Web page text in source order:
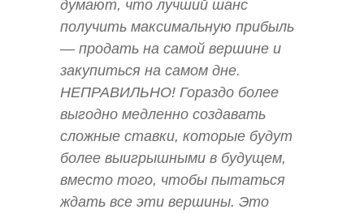
думают, что лучший шанс
получить максимальную прибыль
— продать на самой вершине и
закупиться на самом дне.
НЕПРАВИЛЬНО! Гораздо более
выгодно медленно создавать
сложные ставки, которые будут
более выигрышными в будущем,
вместо того, чтобы пытаться
ждать все эти вершины. Это